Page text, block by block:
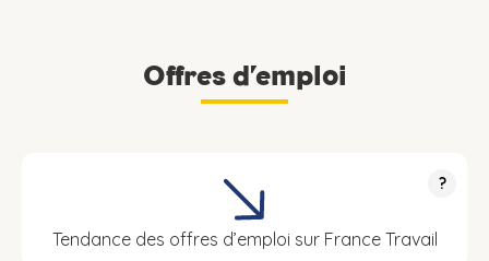
Offres d’emploi
?
Tendance des offres d’emploi sur France Travail